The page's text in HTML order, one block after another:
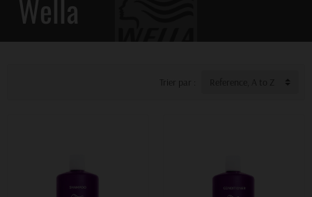
Wella
Trier par : Reference, A to Z